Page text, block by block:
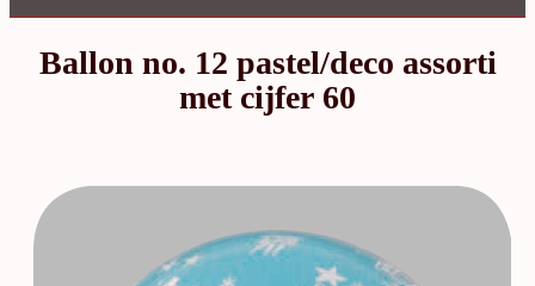
Ballon no. 12 pastel/deco assorti
met cijfer 60